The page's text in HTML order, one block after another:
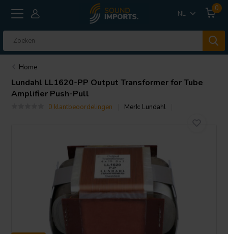
NL
0
Home
Lundahl LL1620-PP Output Transformer for Tube
Amplifier Push-Pull
0 klantbeoordelingen Merk: Lundahl